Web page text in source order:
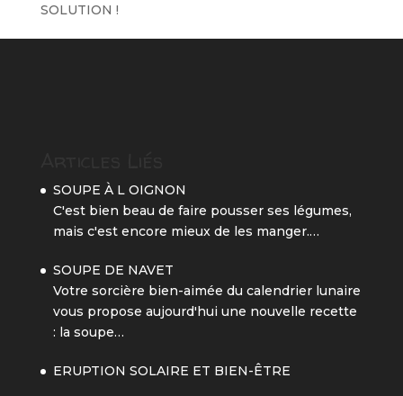
SOLUTION !
SOUPE À L OIGNON
C'est bien beau de faire pousser ses légumes,
mais c'est encore mieux de les manger.…
SOUPE DE NAVET
Votre sorcière bien-aimée du calendrier lunaire
vous propose aujourd'hui une nouvelle recette
: la soupe…
ERUPTION SOLAIRE ET BIEN-ÊTRE